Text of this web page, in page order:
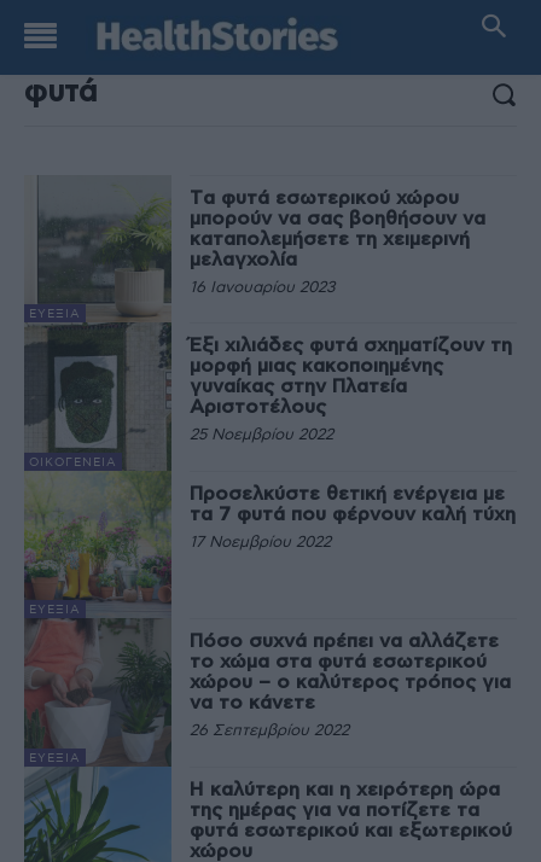
ΑΠΟΤΕΛΕΣΜΑΤΑ ΑΝΑΖΗΤΗΣΗΣ:
ΕΥΕΞΊΑ
Tα φυτά εσωτερικού χώρου
μπορούν να σας βοηθήσουν να
καταπολεμήσετε τη χειμερινή
μελαγχολία
16 Ιανουαρίου 2023
ΟΙΚΟΓΈΝΕΙΑ
Έξι χιλιάδες φυτά σχηματίζουν τη
μορφή μιας κακοποιημένης
γυναίκας στην Πλατεία
Αριστοτέλους
25 Νοεμβρίου 2022
ΕΥΕΞΊΑ
Προσελκύστε θετική ενέργεια με
τα 7 φυτά που φέρνουν καλή τύχη
17 Νοεμβρίου 2022
ΕΥΕΞΊΑ
Πόσο συχνά πρέπει να αλλάζετε
το χώμα στα φυτά εσωτερικού
χώρου – ο καλύτερος τρόπος για
να το κάνετε
26 Σεπτεμβρίου 2022
Η καλύτερη και η χειρότερη ώρα
της ημέρας για να ποτίζετε τα
φυτά εσωτερικού και εξωτερικού
χώρου